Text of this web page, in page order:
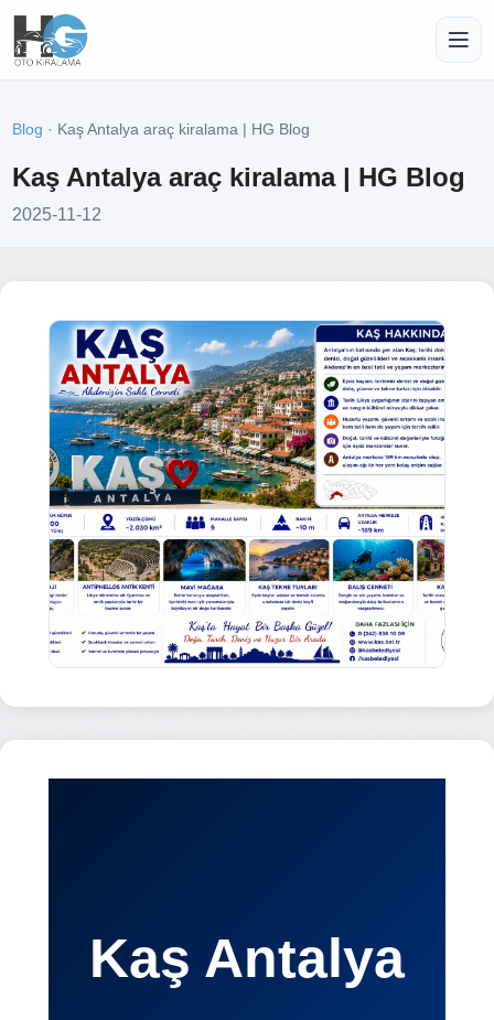
Blog · Kaş Antalya araç kiralama | HG Blog
Kaş Antalya araç kiralama | HG Blog
2025-11-12
Kaş Antalya